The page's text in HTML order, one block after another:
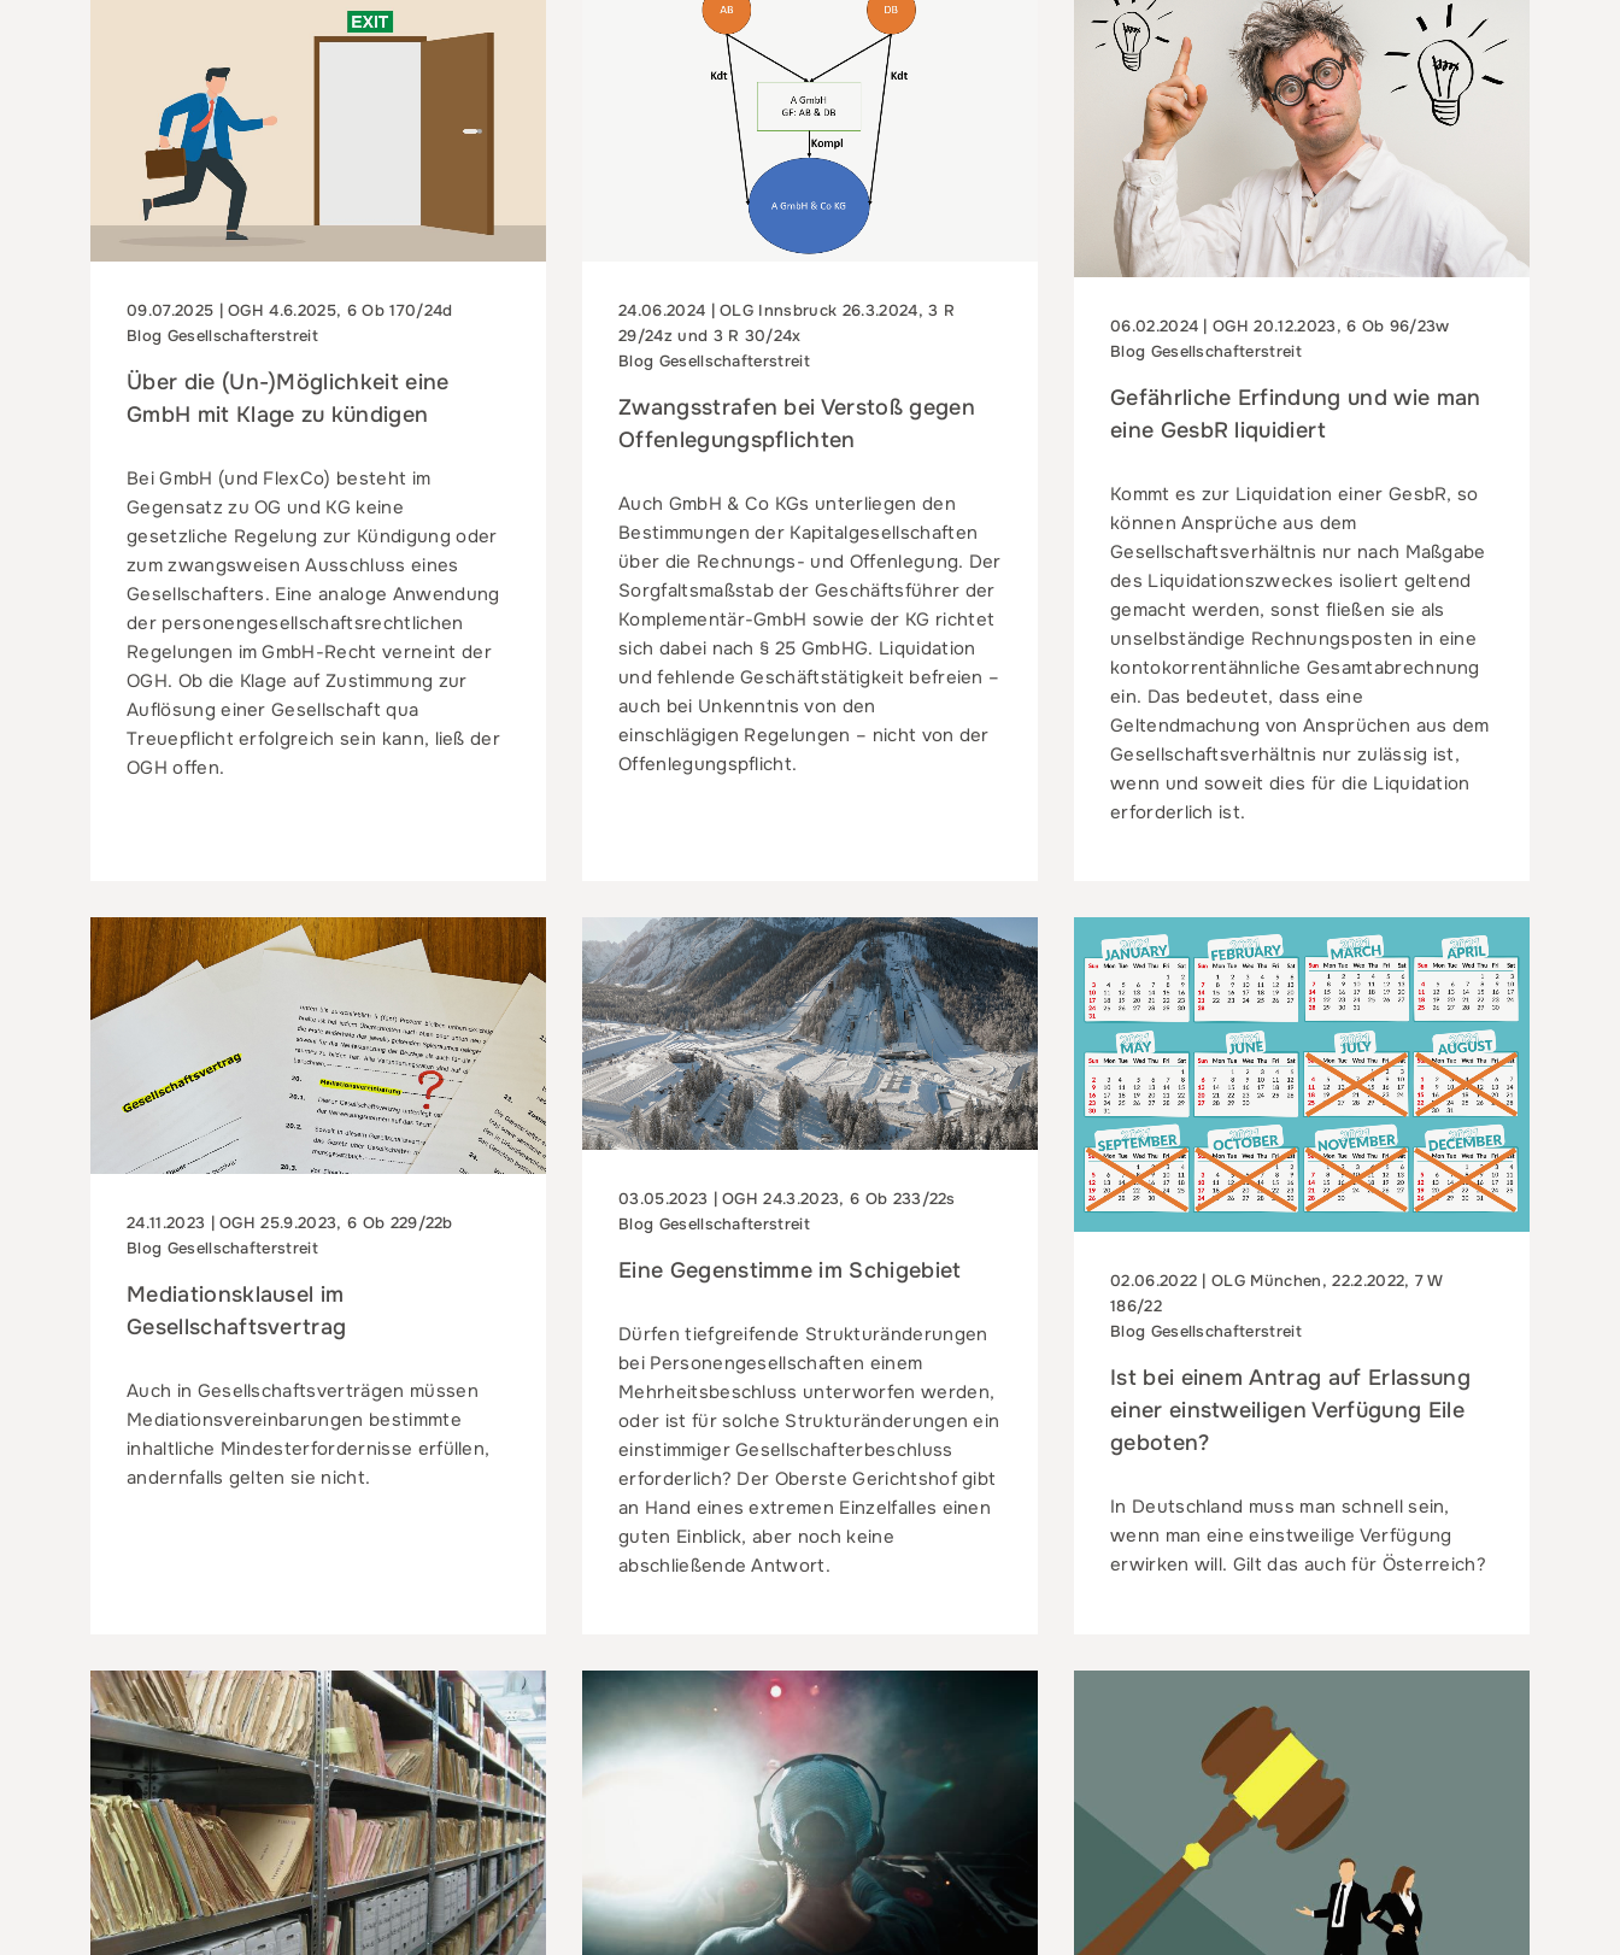
09.07.2025 | OGH 4.6.2025, 6 Ob 170/24d
Blog Gesellschafterstreit
Über die (Un-)Möglichkeit eine
GmbH mit Klage zu kündigen
Bei GmbH (und FlexCo) besteht im
Gegensatz zu OG und KG keine
gesetzliche Regelung zur Kündigung oder
zum zwangsweisen Ausschluss eines
Gesellschafters. Eine analoge Anwendung
der personengesellschaftsrechtlichen
Regelungen im GmbH-Recht verneint der
OGH. Ob die Klage auf Zustimmung zur
Auflösung einer Gesellschaft qua
Treuepflicht erfolgreich sein kann, ließ der
OGH offen.
24.06.2024 | OLG Innsbruck 26.3.2024, 3 R
29/24z und 3 R 30/24x
Blog Gesellschafterstreit
Zwangsstrafen bei Verstoß gegen
Offenlegungspflichten
Auch GmbH & Co KGs unterliegen den
Bestimmungen der Kapitalgesellschaften
über die Rechnungs- und Offenlegung. Der
Sorgfaltsmaßstab der Geschäftsführer der
Komplementär-GmbH sowie der KG richtet
sich dabei nach § 25 GmbHG. Liquidation
und fehlende Geschäftstätigkeit befreien –
auch bei Unkenntnis von den
einschlägigen Regelungen – nicht von der
Offenlegungspflicht.
06.02.2024 | OGH 20.12.2023, 6 Ob 96/23w
Blog Gesellschafterstreit
Gefährliche Erfindung und wie man
eine GesbR liquidiert
Kommt es zur Liquidation einer GesbR, so
können Ansprüche aus dem
Gesellschaftsverhältnis nur nach Maßgabe
des Liquidationszweckes isoliert geltend
gemacht werden, sonst fließen sie als
unselbständige Rechnungsposten in eine
kontokorrentähnliche Gesamtabrechnung
ein. Das bedeutet, dass eine
Geltendmachung von Ansprüchen aus dem
Gesellschaftsverhältnis nur zulässig ist,
wenn und soweit dies für die Liquidation
erforderlich ist.
24.11.2023 | OGH 25.9.2023, 6 Ob 229/22b
Blog Gesellschafterstreit
Mediationsklausel im
Gesellschaftsvertrag
Auch in Gesellschaftsverträgen müssen
Mediationsvereinbarungen bestimmte
inhaltliche Mindesterfordernisse erfüllen,
andernfalls gelten sie nicht.
03.05.2023 | OGH 24.3.2023, 6 Ob 233/22s
Blog Gesellschafterstreit
Eine Gegenstimme im Schigebiet
Dürfen tiefgreifende Strukturänderungen
bei Personengesellschaften einem
Mehrheitsbeschluss unterworfen werden,
oder ist für solche Strukturänderungen ein
einstimmiger Gesellschafterbeschluss
erforderlich? Der Oberste Gerichtshof gibt
an Hand eines extremen Einzelfalles einen
guten Einblick, aber noch keine
abschließende Antwort.
02.06.2022 | OLG München, 22.2.2022, 7 W
186/22
Blog Gesellschafterstreit
Ist bei einem Antrag auf Erlassung
einer einstweiligen Verfügung Eile
geboten?
In Deutschland muss man schnell sein,
wenn man eine einstweilige Verfügung
erwirken will. Gilt das auch für Österreich?